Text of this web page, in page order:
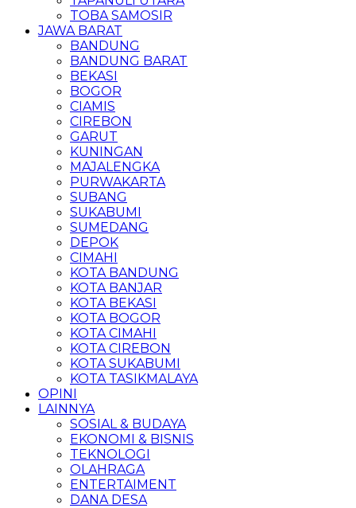
TOBA SAMOSIR
JAWA BARAT
BANDUNG
BANDUNG BARAT
BEKASI
BOGOR
CIAMIS
CIREBON
GARUT
KUNINGAN
MAJALENGKA
PURWAKARTA
SUBANG
SUKABUMI
SUMEDANG
DEPOK
CIMAHI
KOTA BANDUNG
KOTA BANJAR
KOTA BEKASI
KOTA BOGOR
KOTA CIMAHI
KOTA CIREBON
KOTA SUKABUMI
KOTA TASIKMALAYA
OPINI
LAINNYA
SOSIAL & BUDAYA
EKONOMI & BISNIS
TEKNOLOGI
OLAHRAGA
ENTERTAIMENT
DANA DESA